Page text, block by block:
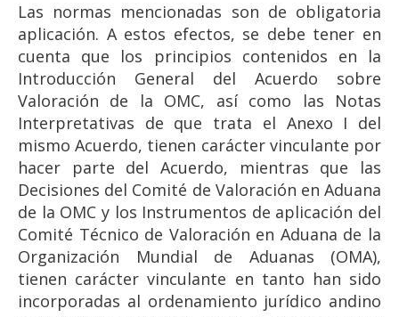
Las normas mencionadas son de obligatoria
aplicación. A estos efectos, se debe tener en
cuenta que los principios contenidos en la
Introducción General del Acuerdo sobre
Valoración de la OMC, así como las Notas
Interpretativas de que trata el Anexo I del
mismo Acuerdo, tienen carácter vinculante por
hacer parte del Acuerdo, mientras que las
Decisiones del Comité de Valoración en Aduana
de la OMC y los Instrumentos de aplicación del
Comité Técnico de Valoración en Aduana de la
Organización Mundial de Aduanas (OMA),
tienen carácter vinculante en tanto han sido
incorporadas al ordenamiento jurídico andino